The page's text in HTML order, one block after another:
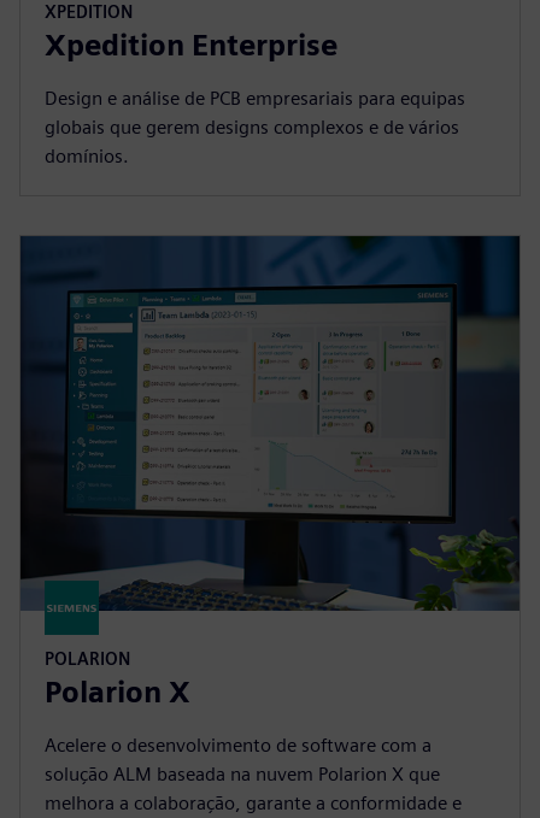
XPEDITION
Xpedition Enterprise
Design e análise de PCB empresariais para equipas
globais que gerem designs complexos e de vários
domínios.
POLARION
Polarion X
Acelere o desenvolvimento de software com a
solução ALM baseada na nuvem Polarion X que
melhora a colaboração, garante a conformidade e